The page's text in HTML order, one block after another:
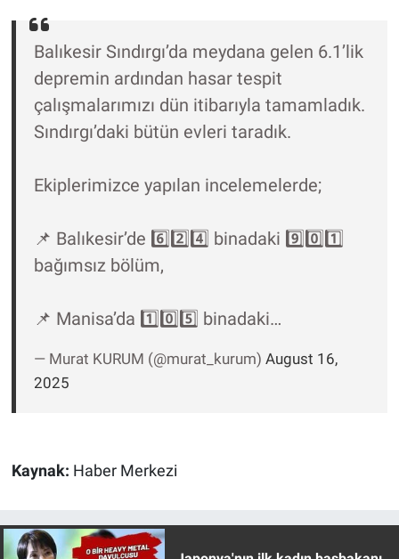
Balıkesir Sındırgı’da meydana gelen 6.1’lik
depremin ardından hasar tespit
çalışmalarımızı dün itibarıyla tamamladık.
Sındırgı’daki bütün evleri taradık.
Ekiplerimizce yapılan incelemelerde;
📌 Balıkesir’de 6️⃣2️⃣4️⃣ binadaki 9️⃣0️⃣1️⃣
bağımsız bölüm,
📌 Manisa’da 1️⃣0️⃣5️⃣ binadaki…
— Murat KURUM (@murat_kurum) August 16,
2025
Kaynak: Haber Merkezi